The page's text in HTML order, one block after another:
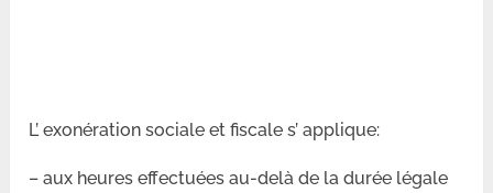
L’ exonération sociale et fiscale s’ applique:
– aux heures effectuées au-delà de la durée légale